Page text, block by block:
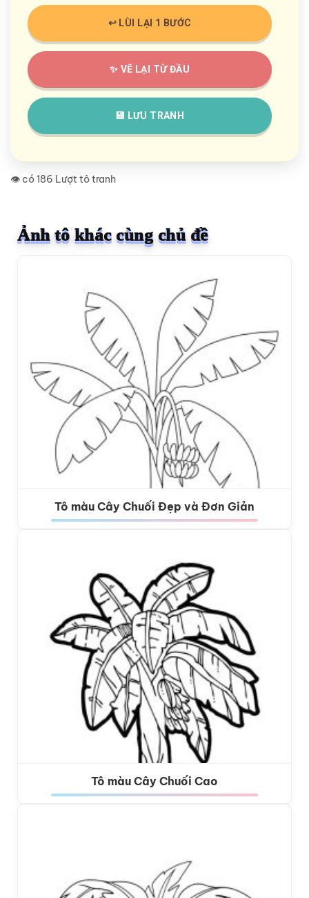
↩️ LÙI LẠI 1 BƯỚC
✨ VẼ LẠI TỪ ĐẦU
💾 LƯU TRANH
👁️ có 186 Lượt tô tranh
Ảnh tô khác cùng chủ đề
Tô màu Cây Chuối Đẹp và Đơn Giản
Tô màu Cây Chuối Cao